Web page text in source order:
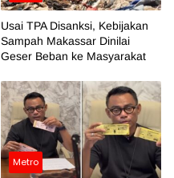
Usai TPA Disanksi, Kebijakan
Sampah Makassar Dinilai
Geser Beban ke Masyarakat
Metro